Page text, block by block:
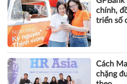
chính,
triển số
Cách
chặng